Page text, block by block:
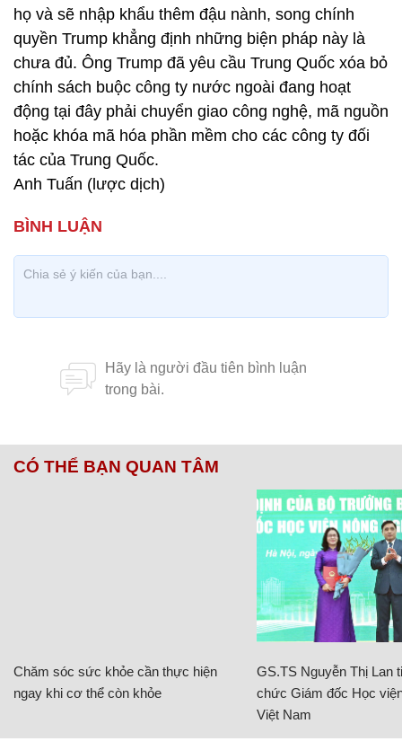
họ và sẽ nhập khẩu thêm đậu nành, song chính
quyền Trump khẳng định những biện pháp này là
chưa đủ. Ông Trump đã yêu cầu Trung Quốc xóa bỏ
chính sách buộc công ty nước ngoài đang hoạt
động tại đây phải chuyển giao công nghệ, mã nguồn
hoặc khóa mã hóa phần mềm cho các công ty đối
tác của Trung Quốc.
Anh Tuấn (lược dịch)
CÓ THỂ BẠN QUAN TÂM
Chăm sóc sức khỏe cần thực hiện
ngay khi cơ thể còn khỏe
GS.TS Nguyễn Thị Lan
chức Giám đốc Học
Việt Nam